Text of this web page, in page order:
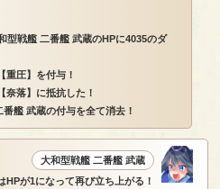
戦艦 二番艦 武蔵のHPに4035のダ
重圧】を付与！
奈落】に抵抗した！
艦 武蔵の付与を全て消去！
大和型戦艦 二番艦 武蔵
HPが1になって再び立ち上がる！